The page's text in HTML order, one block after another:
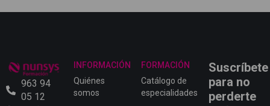
963 94
05 12
INFORMACIÓN
Quiénes
somos
FORMACIÓN
Catálogo de
especialidades
Suscríbete
para no
perderte